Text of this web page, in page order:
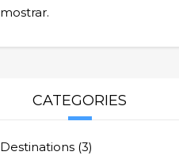
mostrar.
CATEGORIES
Destinations(3)